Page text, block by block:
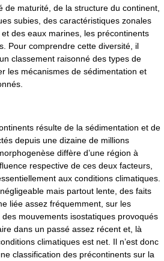
de maturité, de la structure du continent,
subies, des caractéristiques zonales
des eaux marines, les précontinents
Pour comprendre cette diversité, il
classement raisonné des types de
les mécanismes de sédimentation et
résulte de la sédimentation et de
depuis une dizaine de millions
diffère d’une région à
respective de ces deux facteurs,
aux conditions climatiques.
mais partout lente, des faits
liée assez fréquemment, sur les
mouvements isostatiques provoqués
dans un passé assez récent et, là
climatiques est net. Il n’est donc
classification des précontinents sur la